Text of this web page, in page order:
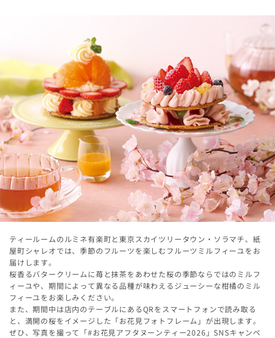
ティールームのルミネ有楽町と東京スカイツリータウン・ソラマチ、紙
屋町シャレオでは、季節のフルーツを楽しむフルーツミルフィーユをお
届けします。
桜香るバタークリームに苺と抹茶をあわせた桜の季節ならではのミルフ
ィーユや、期間によって異なる品種が味わえるジューシーな柑橘のミル
フィーユをお楽しみください。
また、期間中は店内のテーブルにあるQRをスマートフォンで読み取る
と、満開の桜をイメージした「お花見フォトフレーム」が出現します。
ぜひ、写真を撮って「#お花見アフタヌーンティー2026」SNSキャンペ